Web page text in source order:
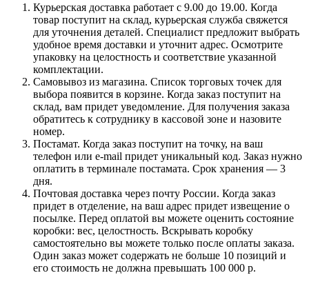
Курьерская доставка работает с 9.00 до 19.00. Когда
товар поступит на склад, курьерская служба свяжется
для уточнения деталей. Специалист предложит выбрать
удобное время доставки и уточнит адрес. Осмотрите
упаковку на целостность и соответствие указанной
комплектации.
Самовывоз из магазина. Список торговых точек для
выбора появится в корзине. Когда заказ поступит на
склад, вам придет уведомление. Для получения заказа
обратитесь к сотруднику в кассовой зоне и назовите
номер.
Постамат. Когда заказ поступит на точку, на ваш
телефон или e-mail придет уникальный код. Заказ нужно
оплатить в терминале постамата. Срок хранения — 3
дня.
Почтовая доставка через почту России. Когда заказ
придет в отделение, на ваш адрес придет извещение о
посылке. Перед оплатой вы можете оценить состояние
коробки: вес, целостность. Вскрывать коробку
самостоятельно вы можете только после оплаты заказа.
Один заказ может содержать не больше 10 позиций и
его стоимость не должна превышать 100 000 р.